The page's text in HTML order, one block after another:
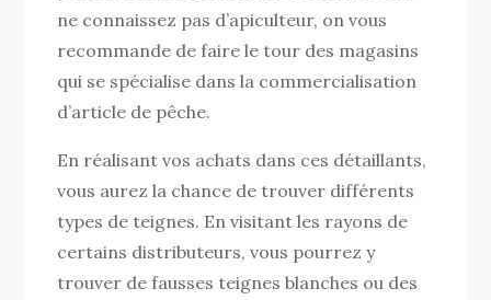
ne connaissez pas d’apiculteur, on vous
recommande de faire le tour des magasins
qui se spécialise dans la commercialisation
d’article de pêche.
En réalisant vos achats dans ces détaillants,
vous aurez la chance de trouver différents
types de teignes. En visitant les rayons de
certains distributeurs, vous pourrez y
trouver de fausses teignes blanches ou des